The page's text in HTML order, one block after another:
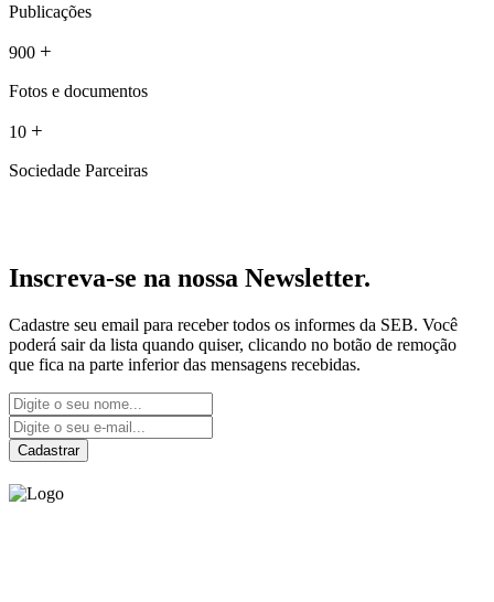
Publicações
900 +
Fotos e documentos
10 +
Sociedade Parceiras
Inscreva-se na nossa Newsletter.
Cadastre seu email para receber todos os informes da SEB. Você
poderá sair da lista quando quiser, clicando no botão de remoção
que fica na parte inferior das mensagens recebidas.
Cadastrar